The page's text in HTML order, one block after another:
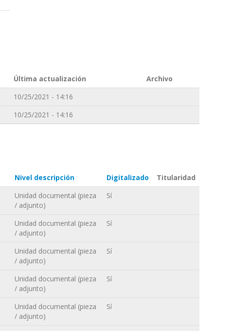
Última actualización
Archivo
10/25/2021 - 14:16
10/25/2021 - 14:16
Nivel descripción Digitalizado
Titularidad
Unidad documental (pieza
/ adjunto)
Sí
Unidad documental (pieza
/ adjunto)
Sí
Unidad documental (pieza
/ adjunto)
Sí
Unidad documental (pieza
/ adjunto)
Sí
Unidad documental (pieza
/ adjunto)
Sí